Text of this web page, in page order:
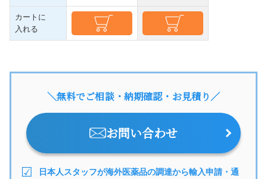
カートに
入れる
＼無料でご相談・納期確認・お見積り／
お問い合わせ
日本人スタッフが海外医薬品の調達から輸入申請・通